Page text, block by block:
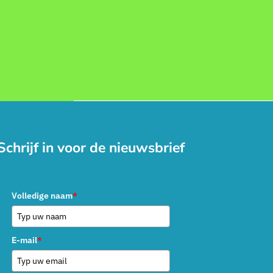
in voor de nieuwsbrief
Volledige naam*
E-mail*